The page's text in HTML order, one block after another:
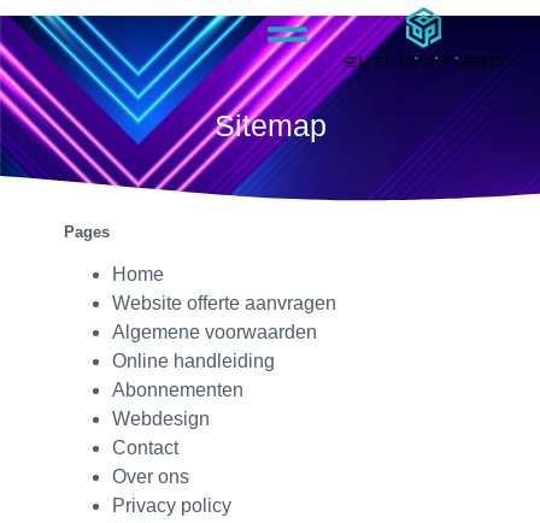
Sitemap
Pages
Home
Website offerte aanvragen
Algemene voorwaarden
Online handleiding
Abonnementen
Webdesign
Contact
Over ons
Privacy policy